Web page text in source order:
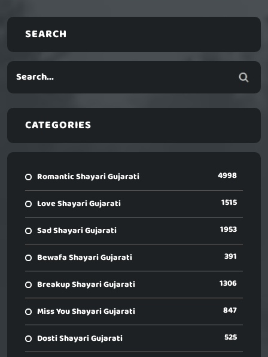
SEARCH
CATEGORIES
Romantic Shayari Gujarati 4998
Love Shayari Gujarati 1515
Sad Shayari Gujarati 1953
Bewafa Shayari Gujarati 391
Breakup Shayari Gujarati 1306
Miss You Shayari Gujarati 847
Dosti Shayari Gujarati 525